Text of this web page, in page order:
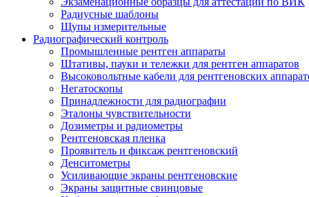
Радиусные шаблоны
Щупы измерительные
Радиографический контроль
Промышленные рентген аппараты
Штативы, пауки и тележки для рентген аппаратов
Высоковольтные кабели для рентгеновских
Негатоскопы
Принадлежности для радиографии
Эталоны чувствительности
Дозиметры и радиометры
Рентгеновская пленка
Проявитель и фиксаж рентгеновский
Денситометры
Усиливающие экраны рентгеновские
Экраны защитные свинцовые